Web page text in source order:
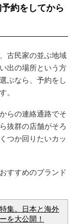
約をしてから
古民家の並ぶ地域
出の場所という方
ぶなら、予約をし
。
らの連絡通路でそ
抜群の店舗がそろ
つか回りたいカッ
すすめのブランド
集。日本と海外
を大公開！